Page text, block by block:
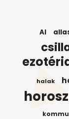
AI
halak